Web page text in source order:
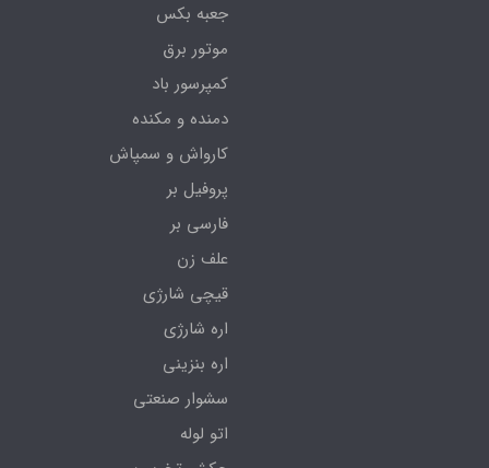
جعبه بکس
موتور برق
کمپرسور باد
دمنده و مکنده
کارواش و سمپاش
پروفیل بر
فارسی بر
علف زن
قیچی شارژی
اره شارژی
اره بنزینی
سشوار صنعتی
اتو لوله